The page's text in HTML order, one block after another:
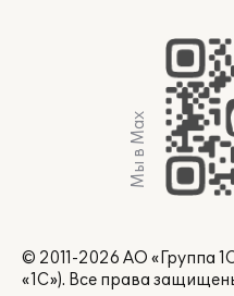
Мы в Max
© 2011-2026 АО «Группа
«1С»). Все права